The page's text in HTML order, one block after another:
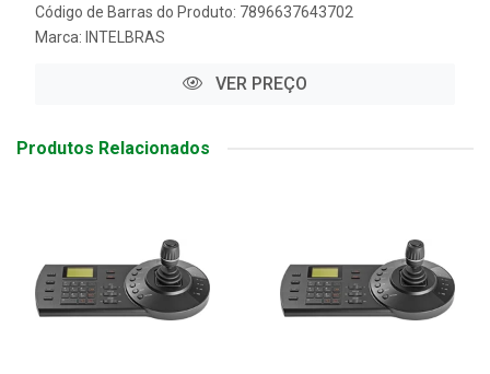
Código de Barras do Produto: 7896637643702
Marca: INTELBRAS
VER PREÇO
Produtos Relacionados